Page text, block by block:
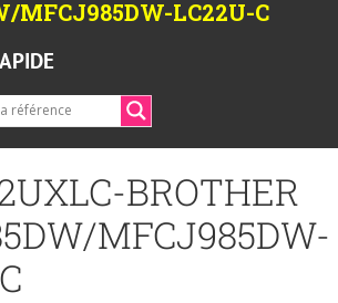
MFCJ985DW-LC22U-C
BROTHER
MFCJ985DW-